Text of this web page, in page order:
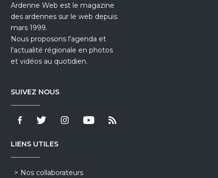
Ardenne Web est le magazine
des ardennes sur le web depuis
mars 1999.
Nous proposons l'agenda et
l'actualité régionale en photos
et vidéos au quotidien.
SUIVEZ NOUS
LIENS UTILES
Nos collaborateurs